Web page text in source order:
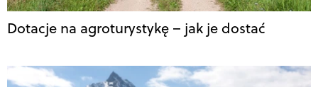
Dotacje na agroturystykę – jak je dostać